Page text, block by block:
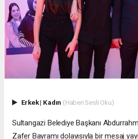
Erkek| Kadın (Haberi Sesli Oku)
Sultangazi Belediye Başkanı
Zafer Bayramı dolayısıyla bir mesaj